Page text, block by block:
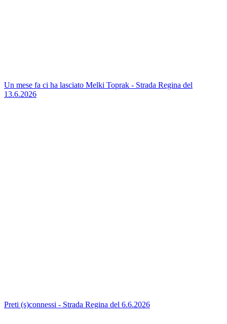
Un mese fa ci ha lasciato Melki Toprak - Strada Regina del
13.6.2026
Preti (s)connessi - Strada Regina del 6.6.2026